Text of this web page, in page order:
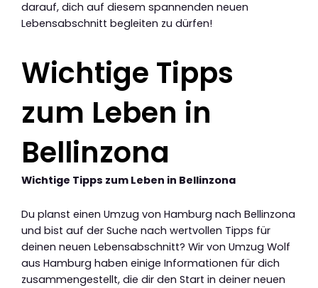
darauf, dich auf diesem spannenden neuen
Lebensabschnitt begleiten zu dürfen!
Wichtige Tipps
zum Leben in
Bellinzona
Wichtige Tipps zum Leben in Bellinzona
Du planst einen Umzug von Hamburg nach Bellinzona
und bist auf der Suche nach wertvollen Tipps für
deinen neuen Lebensabschnitt? Wir von Umzug Wolf
aus Hamburg haben einige Informationen für dich
zusammengestellt, die dir den Start in deiner neuen